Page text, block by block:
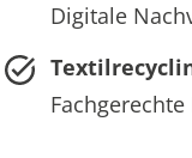
Digitale